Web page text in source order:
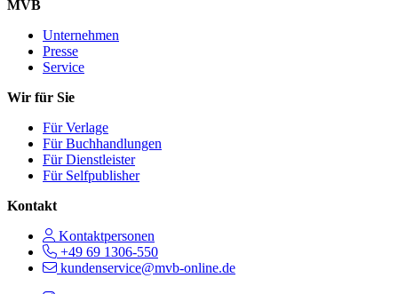
MVB
Unternehmen
Presse
Service
Wir für Sie
Für Verlage
Für Buchhandlungen
Für Dienstleister
Für Selfpublisher
Kontakt
Kontaktpersonen
+49 69 1306-550
kundenservice@mvb-online.de